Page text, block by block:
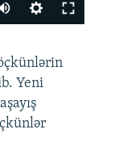
360p
480p
720p
Yeni